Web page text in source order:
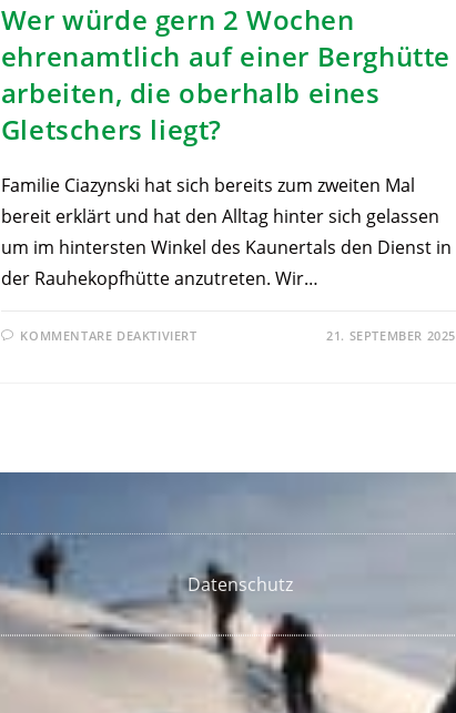
Wer würde gern 2 Wochen
ehrenamtlich auf einer Berghütte
arbeiten, die oberhalb eines
Gletschers liegt?
Familie Ciazynski hat sich bereits zum zweiten Mal
bereit erklärt und hat den Alltag hinter sich gelassen
um im hintersten Winkel des Kaunertals den Dienst in
der Rauhekopfhütte anzutreten. Wir…
KOMMENTARE DEAKTIVIERT 21. SEPTEMBER 2025
Datenschutz